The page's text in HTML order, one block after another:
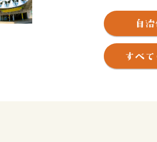
は単独で市制を施行しまし
水道など都市基盤の整備が
パーセントに達し、環境に
2005年には待望のつくば
32分で結ばれることになり
よる「住みよさランキン